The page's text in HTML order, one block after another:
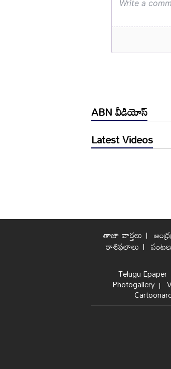
ABN వీడియోస్
Latest Videos
తాజా వార్తలు
రాశిఫలాలు
Telugu Epaper
Photogallery